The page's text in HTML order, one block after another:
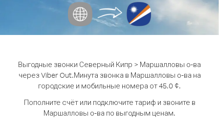
Выгодные звонки Северный Кипр > Маршалловы о-ва
через Viber Out.Минута звонка в Маршалловы о-ва на
городские и мобильные номера от 45.0 ¢.
Пополните счёт или подключите тариф и звоните в
Маршалловы о-ва по выгодным ценам.